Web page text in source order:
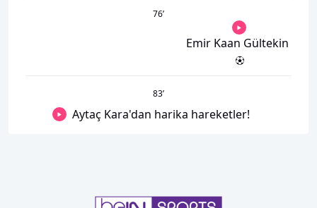
76’
Emir Kaan Gültekin
83’
Aytaç Kara'dan harika hareketler!